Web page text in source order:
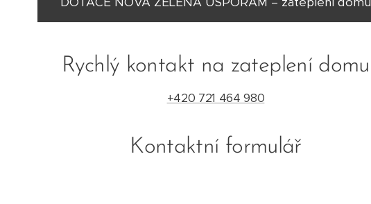
Rychlý kontakt na zateplení domu
+420 721 464 980
Kontaktní formulář